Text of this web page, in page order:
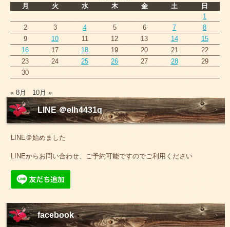
月
火 水 木 金 土
日
1
2
3 4 5 6 7
8
9
10 11 12 13 14
15
16
17 18 19 20 21
22
23
24 25 26 27 28
29
30
« 8月 10月 »
LINE ＠elh4431q
LINE＠始めました
LINEからお問い合わせ、ご予約可能ですのでご利用ください
facebook